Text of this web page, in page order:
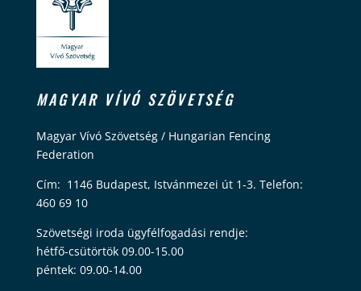
MAGYAR VÍVÓ SZÖVETSÉG
Magyar Vívó Szövetség / Hungarian Fencing
Federation
Cím: 1146 Budapest, Istvánmezei út 1-3. Telefon:
460 69 10
Szövetségi iroda ügyfélfogadási rendje:
hétfő-csütörtök 09.00-15.00
péntek: 09.00-14.00